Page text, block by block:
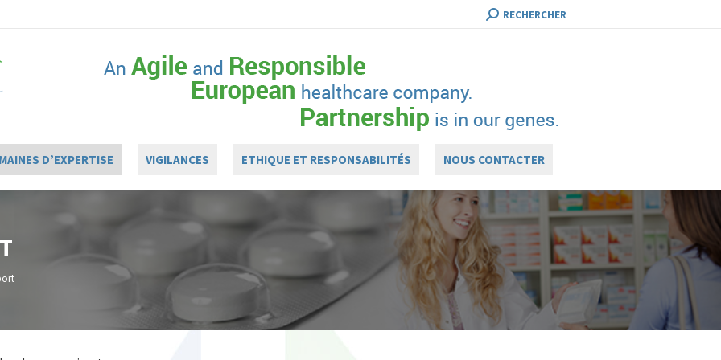
RECHERCHE
RECHERCHER
D’EXPERTISE VIGILANCES ETHIQUE ET RESPONSABILITÉS NOUS CONTACTER